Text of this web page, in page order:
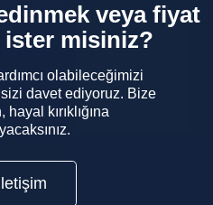
veya fiyat
misiniz?
olabileceğimizi
davet ediyoruz. Bize
hayal kırıklığına